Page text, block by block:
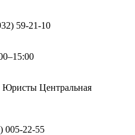
59-21-10
Юристы Центральная
005-22-55